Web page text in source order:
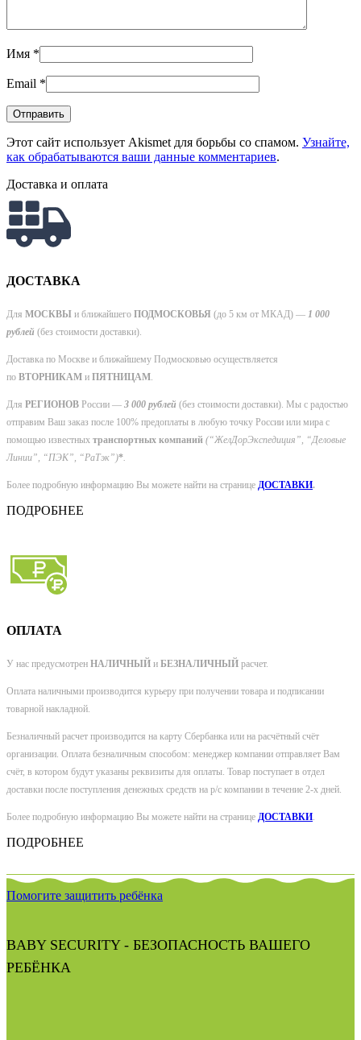
Имя *
Email *
Этот сайт использует Akismet для борьбы со спамом. Узнайте,
как обрабатываются ваши данные комментариев.
Доставка и оплата
ДОСТАВКА
Для МОСКВЫ и ближайшего ПОДМОСКОВЬЯ (до 5 км от МКАД) — 1 000
рублей (без стоимости доставки).
Доставка по Москве и ближайшему Подмосковью осуществляется
по ВТОРНИКАМ и ПЯТНИЦАМ.
Для РЕГИОНОВ России — 3 000 рублей (без стоимости доставки). Мы с радостью
отправим Ваш заказ после 100% предоплаты в любую точку России или мира с
помощью известных транспортных компаний (“ЖелДорЭкспедиция”, “Деловые
Линии”, “ПЭК”, “РаТэк”)*.
Более подробную информацию Вы можете найти на странице ДОСТАВКИ.
ПОДРОБНЕЕ
ОПЛАТА
У нас предусмотрен НАЛИЧНЫЙ и БЕЗНАЛИЧНЫЙ расчет.
Оплата наличными производится курьеру при получении товара и подписании
товарной накладной.
Безналичный расчет производится на карту Сбербанка или на расчётный счёт
организации. Оплата безналичным способом: менеджер компании отправляет Вам
счёт, в котором будут указаны реквизиты для оплаты. Товар поступает в отдел
доставки после поступления денежных средств на р/с компании в течение 2-х дней.
Более подробную информацию Вы можете найти на странице ДОСТАВКИ.
ПОДРОБНЕЕ
Помогите защитить ребёнка
BABY SECURITY - БЕЗОПАСНОСТЬ ВАШЕГО
РЕБЁНКА